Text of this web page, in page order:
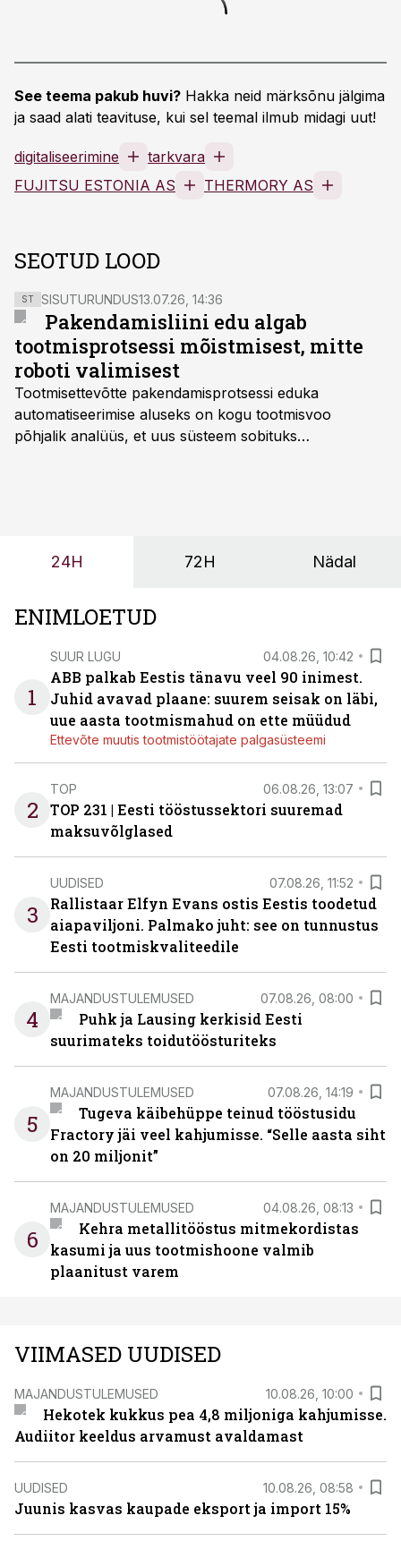
See teema pakub huvi? Hakka neid märksõnu jälgima
ja saad alati teavituse, kui sel teemal ilmub midagi uut!
digitaliseerimine
tarkvara
FUJITSU ESTONIA AS
THERMORY AS
SEOTUD LOOD
ST SISUTURUNDUS13.07.26, 14:36
Pakendamisliini edu algab
tootmisprotsessi mõistmisest, mitte
roboti valimisest
Tootmisettevõtte pakendamisprotsessi eduka
automatiseerimise aluseks on kogu tootmisvoo
põhjalik analüüs, et uus süsteem sobituks
OÜ tegevjuht Sander Mitendorf.
24H 72H Nädal
ENIMLOETUD
1
SUUR LUGU 04.08.26, 10:42
ABB palkab Eestis tänavu veel 90 inimest.
Juhid avavad plaane: suurem seisak on läbi,
uue aasta tootmismahud on ette müüdud
Ettevõte muutis tootmistöötajate palgasüsteemi
2
TOP 06.08.26, 13:07
TOP 231 | Eesti tööstussektori suuremad
maksuvõlglased
3
UUDISED 07.08.26, 11:52
Rallistaar Elfyn Evans ostis Eestis toodetud
aiapaviljoni. Palmako juht: see on tunnustus
Eesti tootmiskvaliteedile
4
MAJANDUSTULEMUSED 07.08.26, 08:00
Puhk ja Lausing kerkisid Eesti
suurimateks toidutöösturiteks
5
MAJANDUSTULEMUSED 07.08.26, 14:19
Tugeva käibehüppe teinud tööstusidu
Fractory jäi veel kahjumisse. “Selle aasta siht
on 20 miljonit”
6
MAJANDUSTULEMUSED 04.08.26, 08:13
Kehra metallitööstus mitmekordistas
kasumi ja uus tootmishoone valmib
plaanitust varem
VIIMASED UUDISED
MAJANDUSTULEMUSED 10.08.26, 10:00
Hekotek kukkus pea 4,8 miljoniga kahjumisse.
Audiitor keeldus arvamust avaldamast
UUDISED 10.08.26, 08:58
Juunis kasvas kaupade eksport ja import 15%